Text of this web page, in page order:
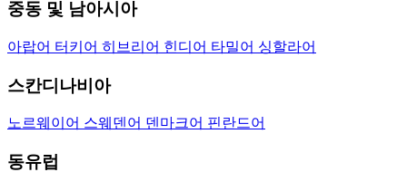
중동 및 남아시아
아랍어 터키어 히브리어 힌디어 타밀어 싱할라어
스칸디나비아
노르웨이어 스웨덴어 덴마크어 핀란드어
동유럽